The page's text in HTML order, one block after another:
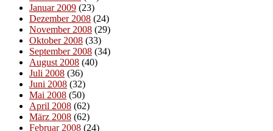
Januar 2009 (23)
Dezember 2008 (24)
November 2008 (29)
Oktober 2008 (33)
September 2008 (34)
August 2008 (40)
Juli 2008 (36)
Juni 2008 (32)
Mai 2008 (50)
April 2008 (62)
März 2008 (62)
Februar 2008 (24)